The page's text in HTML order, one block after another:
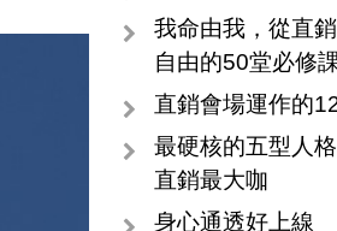
我命由我，從直
自由的50堂必修
直銷會場運作的
最硬核的五型人
直銷最大咖
身心通透好上線